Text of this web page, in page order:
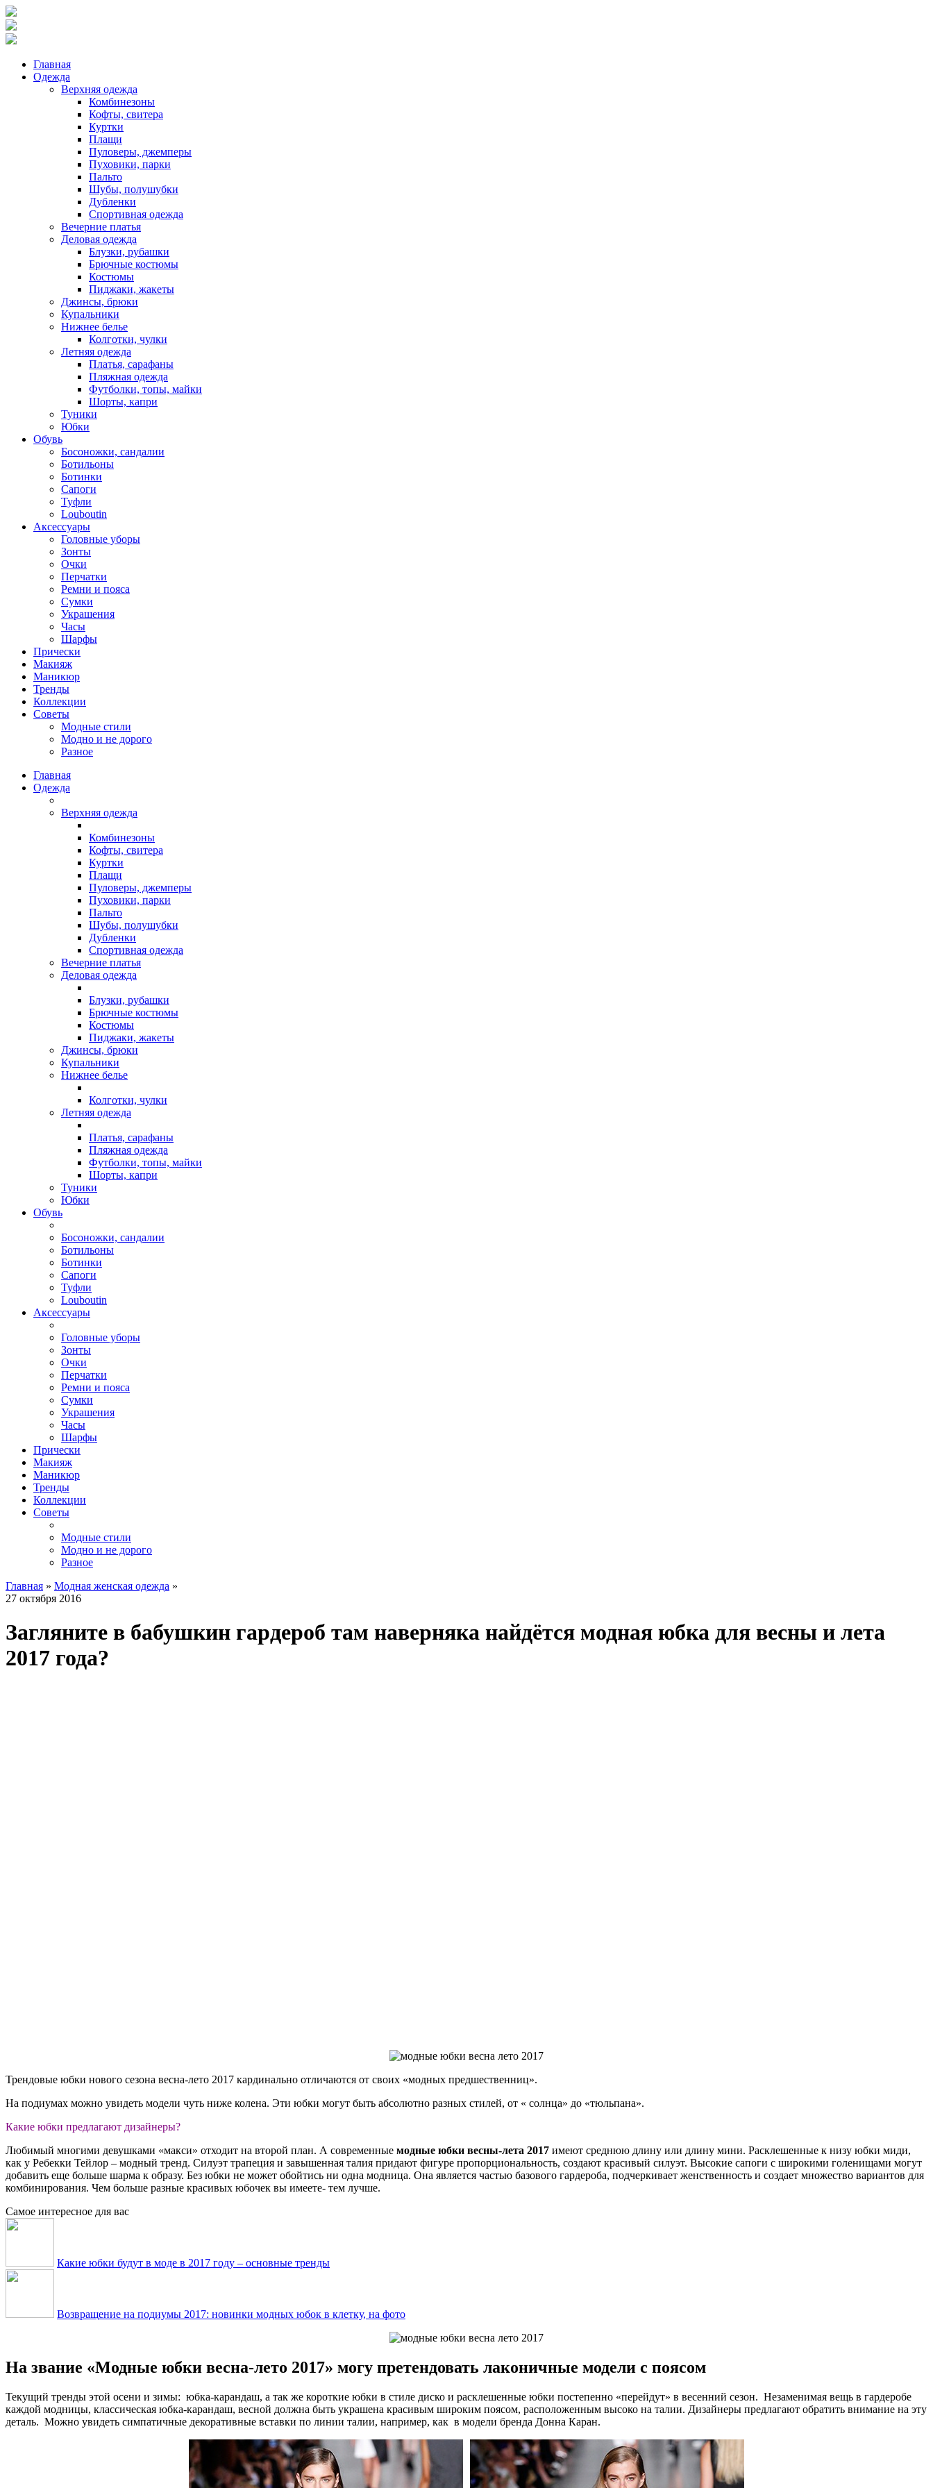
Главная
Одежда
Верхняя одежда
Комбинезоны
Кофты, свитера
Куртки
Плащи
Пуловеры, джемперы
Пуховики, парки
Пальто
Шубы, полушубки
Дубленки
Спортивная одежда
Вечерние платья
Деловая одежда
Блузки, рубашки
Брючные костюмы
Костюмы
Пиджаки, жакеты
Джинсы, брюки
Купальники
Нижнее белье
Колготки, чулки
Летняя одежда
Платья, сарафаны
Пляжная одежда
Футболки, топы, майки
Шорты, капри
Туники
Юбки
Обувь
Босоножки, сандалии
Ботильоны
Ботинки
Сапоги
Туфли
Louboutin
Аксессуары
Головные уборы
Зонты
Очки
Перчатки
Ремни и пояса
Сумки
Украшения
Часы
Шарфы
Прически
Макияж
Маникюр
Тренды
Коллекции
Советы
Модные стили
Модно и не дорого
Разное
Главная
Одежда
Верхняя одежда
Комбинезоны
Кофты, свитера
Куртки
Плащи
Пуловеры, джемперы
Пуховики, парки
Пальто
Шубы, полушубки
Дубленки
Спортивная одежда
Вечерние платья
Деловая одежда
Блузки, рубашки
Брючные костюмы
Костюмы
Пиджаки, жакеты
Джинсы, брюки
Купальники
Нижнее белье
Колготки, чулки
Летняя одежда
Платья, сарафаны
Пляжная одежда
Футболки, топы, майки
Шорты, капри
Туники
Юбки
Обувь
Босоножки, сандалии
Ботильоны
Ботинки
Сапоги
Туфли
Louboutin
Аксессуары
Головные уборы
Зонты
Очки
Перчатки
Ремни и пояса
Сумки
Украшения
Часы
Шарфы
Прически
Макияж
Маникюр
Тренды
Коллекции
Советы
Модные стили
Модно и не дорого
Разное
Главная » Модная женская одежда »
27 октября 2016
Загляните в бабушкин гардероб там наверняка найдётся модная юбка для весны и лета
2017 года?
Трендовые юбки нового сезона весна-лето 2017 кардинально отличаются от своих «модных предшественниц».
На подиумах можно увидеть модели чуть ниже колена. Эти юбки могут быть абсолютно разных стилей, от « солнца» до «тюльпана».
Какие юбки предлагают дизайнеры?
Любимый многими девушками «макси» отходит на второй план. А современные модные юбки весны-лета 2017 имеют среднюю длину или длину мини. Расклешенные к низу юбки миди,
как у Ребекки Тейлор – модный тренд. Силуэт трапеция и завышенная талия придают фигуре пропорциональность, создают красивый силуэт. Высокие сапоги с широкими голенищами могут
добавить еще больше шарма к образу. Без юбки не может обойтись ни одна модница. Она является частью базового гардероба, подчеркивает женственность и создает множество вариантов для
комбинирования. Чем больше разные красивых юбочек вы имеете- тем лучше.
Самое интересное для вас
Какие юбки будут в моде в 2017 году – основные тренды
Возвращение на подиумы 2017: новинки модных юбок в клетку, на фото
На звание «Модные юбки весна-лето 2017» могу претендовать лаконичные модели с поясом
Текущий тренды этой осени и зимы: юбка-карандаш, а так же короткие юбки в стиле диско и расклешенные юбки постепенно «перейдут» в весенний сезон. Незаменимая вещь в гардеробе
каждой модницы, классическая юбка-карандаш, весной должна быть украшена красивым широким поясом, расположенным высоко на талии. Дизайнеры предлагают обратить внимание на эту
деталь. Можно увидеть симпатичные декоративные вставки по линии талии, например, как в модели бренда Донна Каран.